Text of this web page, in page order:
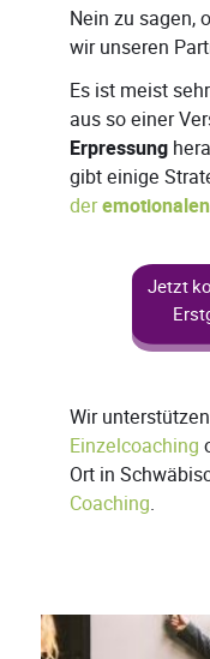
Nein zu sagen,
wir unseren
Es ist meist
aus so einer
Erpressung
gibt einige
der
Jetzt
Wir
Einzelcoaching
Ort in
Coaching.